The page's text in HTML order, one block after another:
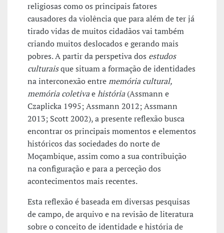
religiosas como os principais fatores
causadores da violência que para além de ter já
tirado vidas de muitos cidadãos vai também
criando muitos deslocados e gerando mais
pobres. A partir da perspetiva dos estudos
culturaisque situam a formação de identidades
na interconexão entrememória cultural,
memória coletivaehistória(Assmann e
Czaplicka 1995; Assmann 2012; Assmann
2013; Scott 2002), a presente reflexão busca
encontrar os principais momentos e elementos
históricos das sociedades do norte de
Moçambique, assim como a sua contribuição
na configuração e para a perceção dos
acontecimentos mais recentes.
Esta reflexão é baseada em diversas pesquisas
de campo, de arquivo e na revisão de literatura
sobre o conceito de identidade e história de